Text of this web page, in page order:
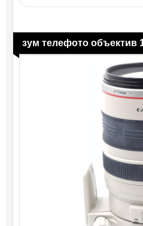
зум телефото объектив